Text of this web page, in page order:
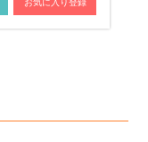
お気に入り登録